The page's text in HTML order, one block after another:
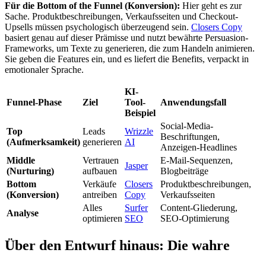
Für die Bottom of the Funnel (Konversion): Hier geht es zur
Sache. Produktbeschreibungen, Verkaufsseiten und Checkout-
Upsells müssen psychologisch überzeugend sein. Closers Copy
basiert genau auf dieser Prämisse und nutzt bewährte Persuasion-
Frameworks, um Texte zu generieren, die zum Handeln animieren.
Sie geben die Features ein, und es liefert die Benefits, verpackt in
emotionaler Sprache.
Funnel-Phase Ziel
KI-
Tool-
Beispiel
Anwendungsfall
Top
(Aufmerksamkeit)
Leads
generieren
Wrizzle
AI
Social-Media-
Beschriftungen,
Anzeigen-Headlines
Middle
(Nurturing)
Vertrauen
aufbauen
Jasper
E-Mail-Sequenzen,
Blogbeiträge
Bottom
(Konversion)
Verkäufe
antreiben
Closers
Copy
Produktbeschreibungen,
Verkaufsseiten
Analyse
Alles
optimieren
Surfer
SEO
Content-Gliederung,
SEO-Optimierung
Über den Entwurf hinaus: Die wahre